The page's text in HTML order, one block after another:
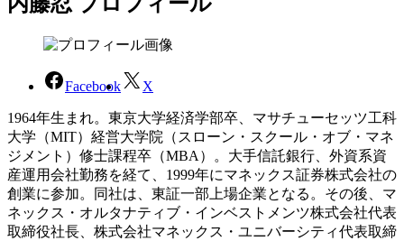
Facebook X
1964年生まれ。東京大学経済学部卒、マサチューセッツ工科
大学（MIT）経営大学院（スローン・スクール・オブ・マネ
ジメント）修士課程卒（MBA）。大手信託銀行、外資系資
産運用会社勤務を経て、1999年にマネックス証券株式会社の
創業に参加。同社は、東証一部上場企業となる。その後、マ
ネックス・オルタナティブ・インベストメンツ株式会社代表
取締役社長、株式会社マネックス・ユニバーシティ代表取締